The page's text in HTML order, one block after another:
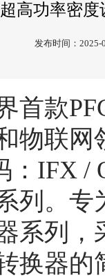
高功率密
发布时间：2025-
首款
物联
：IFX /
列。
系列
换器